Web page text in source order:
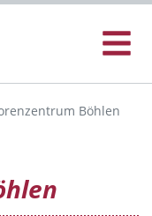
Böhlen